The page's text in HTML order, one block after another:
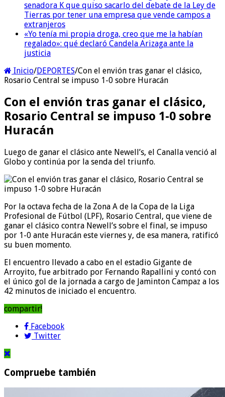
senadora K que quiso sacarlo del debate de la Ley de
Tierras por tener una empresa que vende campos a
extranjeros
«Yo tenía mi propia droga, creo que me la habían
regalado»: qué declaró Candela Arizaga ante la
justicia
Inicio/DEPORTES/Con el envión tras ganar el clásico,
Rosario Central se impuso 1-0 sobre Huracán
Con el envión tras ganar el clásico,
Rosario Central se impuso 1-0 sobre
Huracán
Luego de ganar el clásico ante Newell’s, el Canalla venció al
Globo y continúa por la senda del triunfo.
Por la octava fecha de la Zona A de la Copa de la Liga
Profesional de Fútbol (LPF), Rosario Central, que viene de
ganar el clásico contra Newell’s sobre el final, se impuso
por 1-0 ante Huracán este viernes y, de esa manera, ratificó
su buen momento.
El encuentro llevado a cabo en el estadio Gigante de
Arroyito, fue arbitrado por Fernando Rapallini y contó con
el único gol de la jornada a cargo de Jaminton Campaz a los
42 minutos de iniciado el encuentro.
compartir!
Facebook
Twitter
Compruebe también